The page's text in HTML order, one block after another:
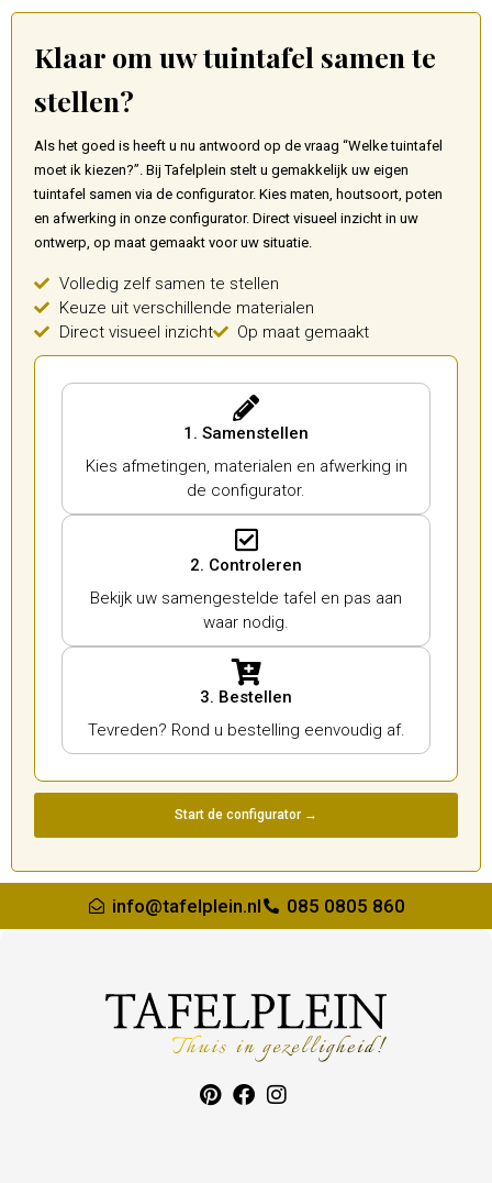
Klaar om uw tuintafel samen te
stellen?
Als het goed is heeft u nu antwoord op de vraag “Welke tuintafel
moet ik kiezen?”. Bij Tafelplein stelt u gemakkelijk uw eigen
tuintafel samen via de configurator. Kies maten, houtsoort, poten
en afwerking in onze configurator. Direct visueel inzicht in uw
ontwerp, op maat gemaakt voor uw situatie.
Volledig zelf samen te stellen
Keuze uit verschillende materialen
Direct visueel inzicht
Op maat gemaakt
1. Samenstellen
Kies afmetingen, materialen en afwerking in
de configurator.
2. Controleren
Bekijk uw samengestelde tafel en pas aan
waar nodig.
3. Bestellen
Tevreden? Rond u bestelling eenvoudig af.
Start de configurator →
info@tafelplein.nl 085 0805 860